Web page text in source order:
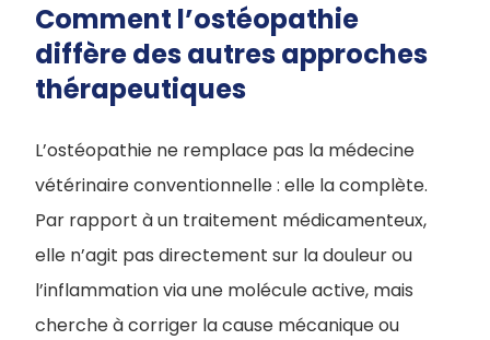
Comment l’ostéopathie
diffère des autres approches
thérapeutiques
L’ostéopathie ne remplace pas la médecine
vétérinaire conventionnelle : elle la complète.
Par rapport à un traitement médicamenteux,
elle n’agit pas directement sur la douleur ou
l’inflammation via une molécule active, mais
cherche à corriger la cause mécanique ou